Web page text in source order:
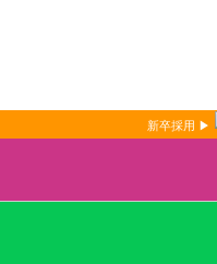
新卒採用 ▶︎